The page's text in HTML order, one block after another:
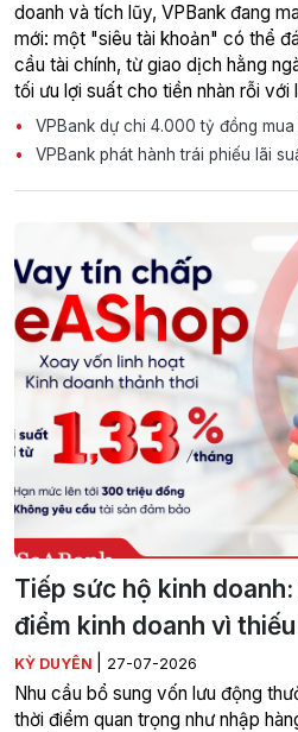
doanh và tích lũy, VPBank đang
mới: một "siêu tài khoản" có thể
cầu tài chính, từ giao dịch hằng
tối ưu lợi suất cho tiền nhàn rỗi
VPBank dự chi 4.000 tỷ đồng
VPBank phát hành trái phiếu lãi
Tiếp sức hộ kinh
điểm kinh doanh vì
KỲ DUYÊN 27-07-2026
Nhu cầu bổ sung vốn lưu động
thời điểm quan trọng như nhập